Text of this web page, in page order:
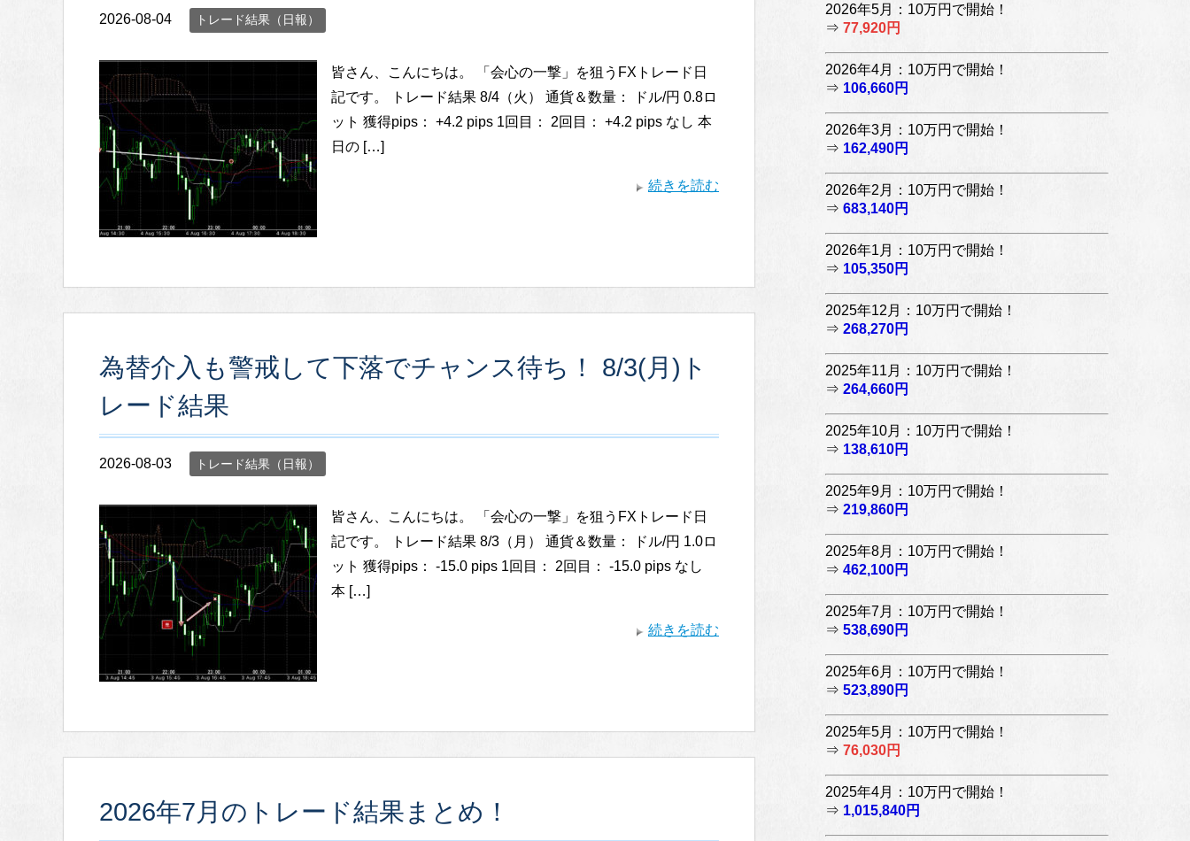
2026-08-04 トレード結果（日報）
皆さん、こんにちは。 「会心の一撃」を狙うFXトレード日
記です。 トレード結果 8/4（火） 通貨＆数量： ドル/円 0.8ロ
ット 獲得pips： +4.2 pips 1回目： 2回目： +4.2 pips なし 本
日の […]
続きを読む
為替介入も警戒して下落でチャンス待ち！ 8/3(月)ト
レード結果
2026-08-03 トレード結果（日報）
皆さん、こんにちは。 「会心の一撃」を狙うFXトレード日
記です。 トレード結果 8/3（月） 通貨＆数量： ドル/円 1.0ロ
ット 獲得pips： -15.0 pips 1回目： 2回目： -15.0 pips なし
本 […]
続きを読む
2026年7月のトレード結果まとめ！
2026年5月：10万円で開始！
⇒ 77,920円
2026年4月：10万円で開始！
⇒ 106,660円
2026年3月：10万円で開始！
⇒ 162,490円
2026年2月：10万円で開始！
⇒ 683,140円
2026年1月：10万円で開始！
⇒ 105,350円
2025年12月：10万円で開始！
⇒ 268,270円
2025年11月：10万円で開始！
⇒ 264,660円
2025年10月：10万円で開始！
⇒ 138,610円
2025年9月：10万円で開始！
⇒ 219,860円
2025年8月：10万円で開始！
⇒ 462,100円
2025年7月：10万円で開始！
⇒ 538,690円
2025年6月：10万円で開始！
⇒ 523,890円
2025年5月：10万円で開始！
⇒ 76,030円
2025年4月：10万円で開始！
⇒ 1,015,840円